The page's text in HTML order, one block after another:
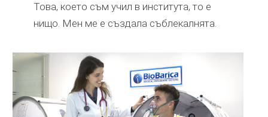
Това, което съм учил в института, то е
нищо. Мен ме е създала съблекалнята.